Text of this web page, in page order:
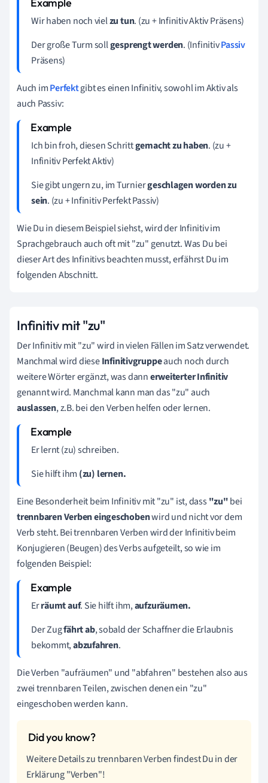
Wir haben noch vielzu tun. (zu + Infinitiv Aktiv Präsens)
Der große Turm sollgesprengt werden. (InfinitivPassiv
Präsens)
Auch imPerfektgibt es einen Infinitiv, sowohl im Aktiv als
auch Passiv:
Ich bin froh, diesen Schrittgemacht zu haben. (zu +
InfinitivPerfektAktiv)
Sie gibt ungern zu, im Turniergeschlagen worden zu
sein. (zu + Infinitiv Perfekt Passiv)
Wie Du in diesem Beispiel siehst, wird der Infinitiv im
Sprachgebrauch auch oft mit "zu" genutzt. Was Du bei
dieser Art des Infinitivs beachten musst, erfährst Du im
folgenden Abschnitt.
Infinitiv mit "zu"
Der Infinitiv mit "zu" wird in vielen Fällen im Satz verwendet.
Manchmal wird dieseInfinitivgruppeauch noch durch
weitere Wörter ergänzt, was dannerweiterter Infinitiv
genannt wird. Manchmal kann man das "zu" auch
auslassen, z.B. bei den Verben helfen oder lernen.
Er lernt (zu) schreiben.
Sie hilft ihm (zu) lernen.
Eine Besonderheit beim Infinitiv mit "zu" ist, dass"zu"bei
trennbaren Verben eingeschobenwird und nicht vor dem
Verb steht. Bei trennbaren Verben wird der Infinitiv beim
Konjugieren (Beugen) des Verbs aufgeteilt, so wie im
folgenden Beispiel:
Erräumt auf. Sie hilft ihm,aufzuräumen.
Der Zugfährt ab, sobald der Schaffner die Erlaubnis
bekommt,abzufahren.
Die Verben "aufräumen" und "abfahren" bestehen also aus
zwei trennbaren Teilen, zwischen denen ein "zu"
eingeschoben werden kann.
Weitere Details zu trennbaren Verben findest Du in der
Erklärung "Verben"!